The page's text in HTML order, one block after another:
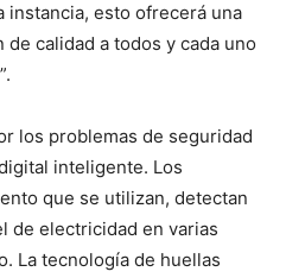
instancia, esto ofrecerá una
calidad a todos y cada uno
los problemas de seguridad
inteligente. Los
que se utilizan, detectan
de electricidad en varias
La tecnología de huellas